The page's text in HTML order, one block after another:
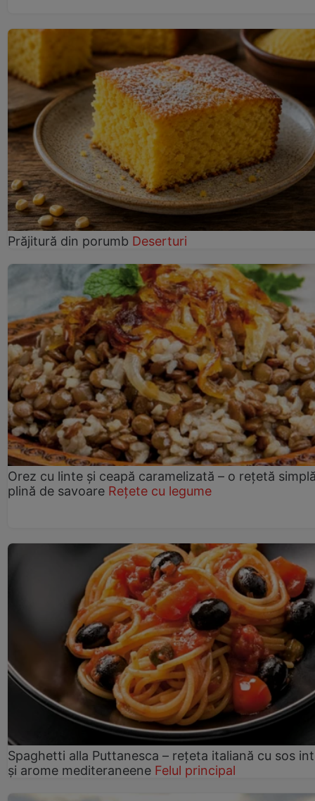
Prăjitură din porumb Deserturi
Orez cu linte și ceapă caramelizată – o rețetă
plină de savoare Rețete cu legume
Spaghetti alla Puttanesca – rețeta italiană cu sos
și arome mediteraneene Felul principal